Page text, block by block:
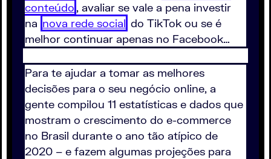
conteúdo , avaliar se vale a pena investir
na nova rede social do TikTok ou se é
melhor continuar apenas no Facebook…
Para te ajudar a tomar as melhores
decisões para o seu negócio online, a
gente compilou 11 estatísticas e dados que
mostram o crescimento do e-commerce
no Brasil durante o ano tão atípico de
2020 – e fazem algumas projeções para